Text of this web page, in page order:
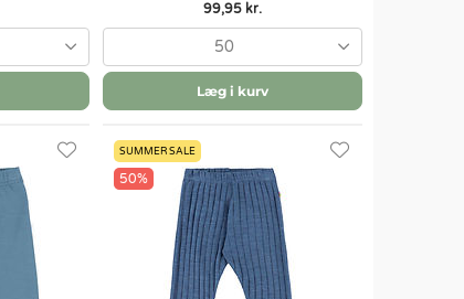
99,95 kr.
50
Læg i kurv
SUMMER SALE
50%